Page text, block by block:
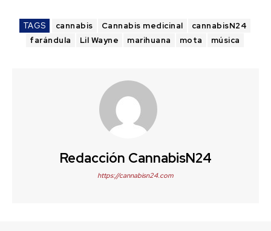
TAGS cannabis Cannabis medicinal
cannabisN24
farándula
Lil Wayne marihuana mota música
Redacción CannabisN24
https://cannabisn24.com